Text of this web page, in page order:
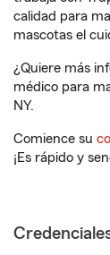
calidad para
mascotas el
¿Quiere más
médico para
NY.
Comience su
¡Es rápido y